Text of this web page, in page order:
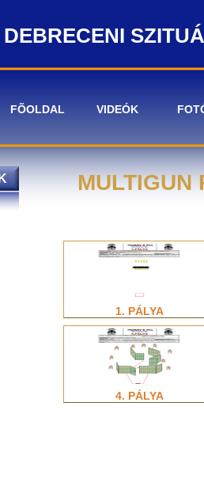
DEBRECENI
FÕOLDAL VIDEÓK
MULTIGUN
1. PÁLYA
4. PÁLYA